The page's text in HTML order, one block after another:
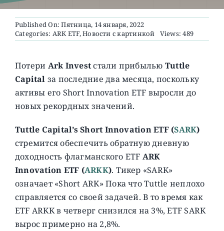
О ПРОЕКТЕ
Published On: Пятница, 14 января, 2022
Categories: ARK ETF,Новости с картинкой Views: 489
Потери Ark Investстали прибылью Tuttle
Capital за последние два месяца, поскольку
активы его Short Innovation ETF выросли до
новых рекордных значений.
Tuttle Capital’s Short Innovation ETF (SARK)
стремится обеспечить обратную дневную
доходность флагманского ETF ARK
Innovation ETF (ARKK). Тикер «SARK»
означает «Short ARK» Пока что Tuttle неплохо
справляется со своей задачей. В то время как
ETF ARKK в четверг снизился на 3%, ETF SARK
вырос примерно на 2,8%.